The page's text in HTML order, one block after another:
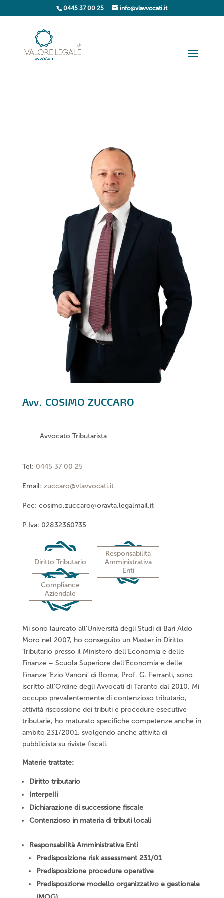
0445 37 00 25 info@vlavvocati.it
Avv. COSIMO ZUCCARO
Avvocato Tributarista
Tel: 0445 37 00 25
Email: zuccaro@vlavvocati.it
Pec: cosimo.zuccaro@oravta.legalmail.it
P.Iva: 02832360735
Diritto Tributario
Responsabilità
Amministrativa
Enti
Compliance
Aziendale
Mi sono laureato all’Università degli Studi di Bari Aldo
Moro nel 2007, ho conseguito un Master in Diritto
Tributario presso il Ministero dell’Economia e delle
Finanze – Scuola Superiore dell’Economia e delle
Finanze ‘Ezio Vanoni’ di Roma, Prof. G. Ferranti, sono
iscritto all’Ordine degli Avvocati di Taranto dal 2010. Mi
occupo prevalentemente di contenzioso tributario,
attività riscossione dei tributi e procedure esecutive
tributarie, ho maturato specifiche competenze anche in
ambito 231/2001, svolgendo anche attività di
pubblicista su riviste fiscali.
Materie trattate:
Diritto tributario
Interpelli
Dichiarazione di successione fiscale
Contenzioso in materia di tributi locali
Responsabilità Amministrativa Enti
Predisposizione risk assessment 231/01
Predisposizione procedure operative
Predisposzione modello organizzativo e gestionale